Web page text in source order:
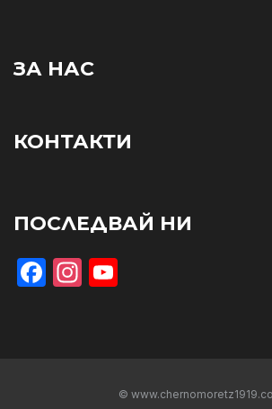
ЗА НАС
КОНТАКТИ
ПОСЛЕДВАЙ НИ
Facebook
Instagram
©